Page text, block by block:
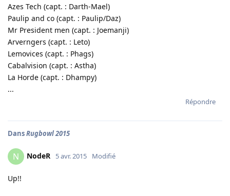
Azes Tech (capt. : Darth-Mael)
Paulip and co (capt. : Paulip/Daz)
Mr President men (capt. : Joemanji)
Arverngers (capt. : Leto)
Lemovices (capt. : Phags)
Cabalvision (capt. : Astha)
La Horde (capt. : Dhampy)
...
Répondre
DansRugbowl 2015
N NodeR 5 avr. 2015 Modifié
Up!!